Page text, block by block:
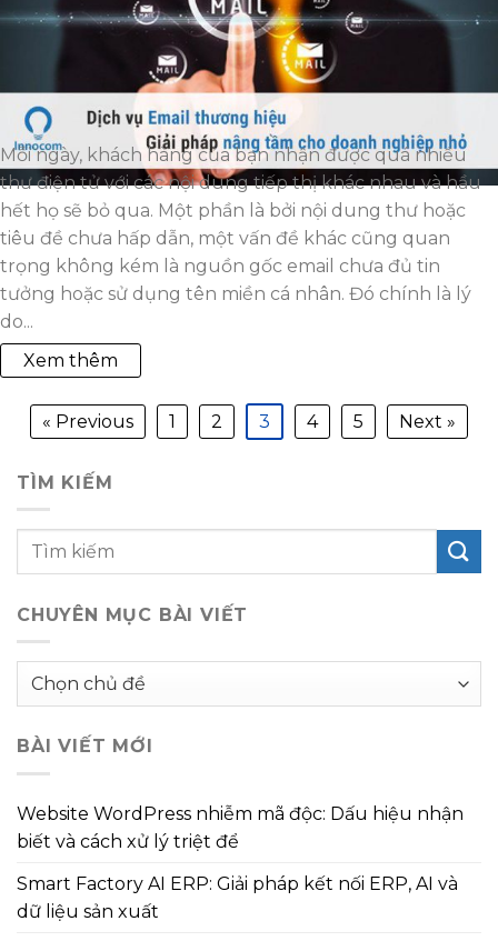
Mỗi ngày, khách hàng của bạn nhận được quá nhiều
thư điện tử với các nội dung tiếp thị khác nhau và hầu
hết họ sẽ bỏ qua. Một phần là bởi nội dung thư hoặc
tiêu đề chưa hấp dẫn, một vấn đề khác cũng quan
trọng không kém là nguồn gốc email chưa đủ tin
tưởng hoặc sử dụng tên miền cá nhân. Đó chính là lý
do...
Xem thêm
« Previous 1 2 3 4 5 Next »
TÌM KIẾM
CHUYÊN MỤC BÀI VIẾT
Chuyên
viết
BÀI VIẾT MỚI
Website WordPress nhiễm mã độc: Dấu hiệu nhận
biết và cách xử lý triệt để
Smart Factory AI ERP: Giải pháp kết nối ERP, AI và
dữ liệu sản xuất